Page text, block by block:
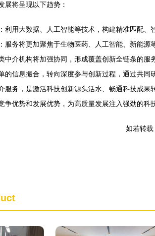
展将呈现以下趋势：
利用大数据、人工智能等技术，构建精准匹配、
服务将更加聚焦于生物医药、人工智能、新能源
中介机构将加强协同，形成覆盖创新全链条的服
的信息撮合，转向深度参与创新过程，通过共
服务，是激活科技创新源头活水、畅通科技成
争优势和发展优势，为高质量发展注入强劲的科
如若转